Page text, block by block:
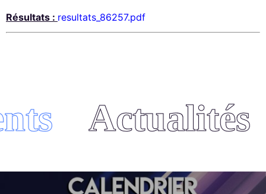
Résultats : resultats_86257.pdf
Actualités